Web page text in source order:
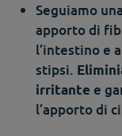
Seguiamo una
apporto di
l’intestino e
stipsi.
irritante e
l’apporto di